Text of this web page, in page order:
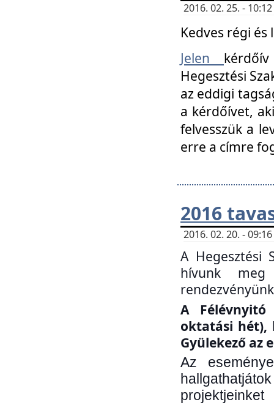
2016. 02. 25. -
Kedves régi
Jelen
Hegesztési
az eddigi
a kérdőívet,
felvesszük a
erre a címre
2016
2016. 02. 20. -
A Hegesztési
hívunk
A
oktatási hét),
Gyülekező az
Az
projektjeinket